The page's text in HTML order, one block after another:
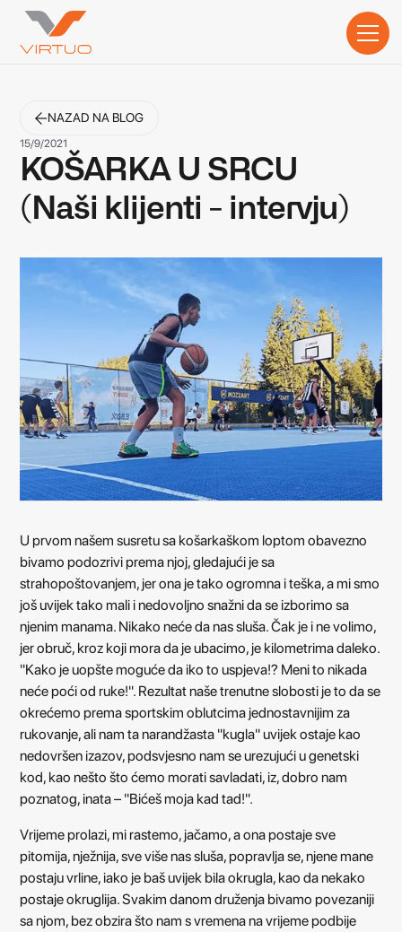
NAZAD NA BLOG
15/9/2021
KOŠARKA U SRCU
(Naši klijenti - intervju)
U prvom našem susretu sa košarkaškom loptom obavezno
bivamo podozrivi prema njoj, gledajući je sa
strahopoštovanjem, jer ona je tako ogromna i teška, a mi smo
još uvijek tako mali i nedovoljno snažni da se izborimo sa
njenim manama. Nikako neće da nas sluša. Čak je i ne volimo,
jer obruč, kroz koji mora da je ubacimo, je kilometrima daleko.
''Kako je uopšte moguće da iko to uspjeva!? Meni to nikada
neće poći od ruke!''. Rezultat naše trenutne slobosti je to da se
okrećemo prema sportskim oblutcima jednostavnijim za
rukovanje, ali nam ta narandžasta ''kugla'' uvijek ostaje kao
nedovršen izazov, podsvjesno nam se urezujući u genetski
kod, kao nešto što ćemo morati savladati, iz, dobro nam
poznatog, inata – ''Bićeš moja kad tad!''.
Vrijeme prolazi, mi rastemo, jačamo, a ona postaje sve
pitomija, nježnija, sve više nas sluša, popravlja se, njene mane
postaju vrline, iako je baš uvijek bila okrugla, kao da nekako
postaje okruglija. Svakim danom druženja bivamo povezaniji
sa njom, bez obzira što nam s vremena na vrijeme podbije